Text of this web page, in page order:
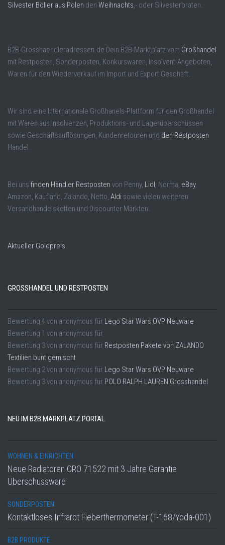
Silvester Böller aus Polen den Weihnachts,- oder Silvesterbraten.
B2B-Grosshaendleradressen.de Dein B2B-Marktplatz vom Großhandel
mit Restposten, Sonderposten, Konkurswaren, Insolvent-Angeboten,
Waren für den Wiederverkauf im Import und Export Geschäft.
Wir sind eine Internationale Großhanels-Plattform für den Großhandel
mit Waren aus Insolvenzen, Produktions- und Lagerüberschüssen
sowie Geschäftsauflösungen, Kundenretouren und den Restposten
Handel.
Bei uns finden Händler Restposten von Penny, Lidl , Norma, eBay,
Amazon, Kaufland, Zalando, Netto, Aldi sowie vielen weiteren
Versandhandelsketten und Discounter Märkten.
Aktueller Goldpreis
GROSSHANDEL UND RESTPOSTEN
Bewertung 4 von anonymous für Lego Star Wars OVP Neuware
Bewertung 1 von anonymous für
Bewertung 3von anonymous für Restposten Pakete von ZALANDO
Textilien bunt gemischt
Bewertung 2von anonymous für Lego Star Wars OVP Neuware
Bewertung 3von anonymous für POLO RALPH LAUREN Grosshandel
NEU IM B2B MARKPLATZ PORTAL
WOHNEN & EINRICHTEN
Neue Radiatoren ORO 71522 mit 3 Jahre Garantie
Überschussware
SONDERPOSTEN
Kontaktloses Infrarot Fieberthermometer (T-168/Yoda-001)
B2B PRODUKTE